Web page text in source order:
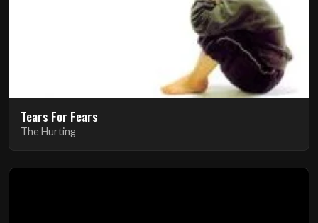
Tears For Fears
The Hurting